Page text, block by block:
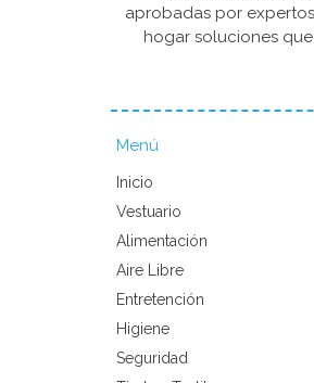
aprobadas por
hogar soluciones
Menú
Inicio
Vestuario
Alimentación
Aire Libre
Entretención
Higiene
Seguridad